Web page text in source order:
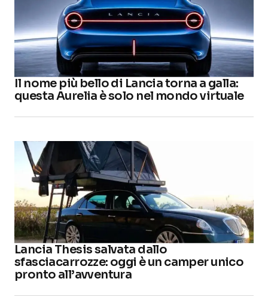
Il nome più bello di Lancia torna a galla:
questa Aurelia è solo nel mondo virtuale
Lancia Thesis salvata dallo
sfasciacarrozze: oggi è un camper unico
pronto all’avventura